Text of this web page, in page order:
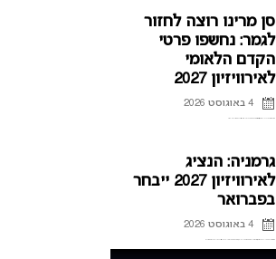
סן מרינו רוצה לחזור
לגמר: נחשפו פרטי
הקדם הלאומי
לאירוויזיון 2027
4 באוגוסט 2026
גרמניה: הנציג
לאירוויזיון 2027 ייבחר
בפברואר
4 באוגוסט 2026